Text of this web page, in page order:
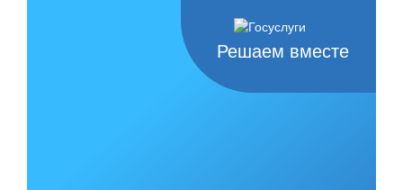
Решаем вместе